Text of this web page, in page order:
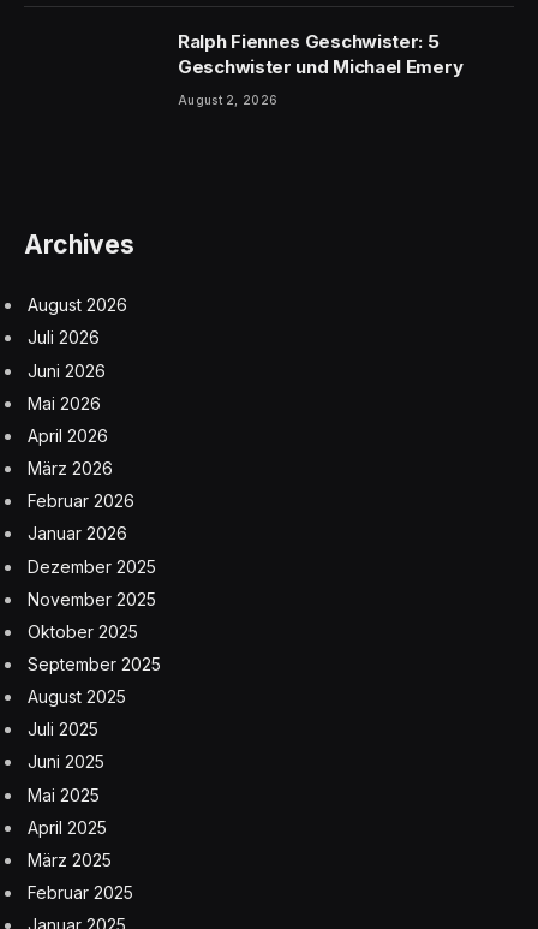
Ralph Fiennes Geschwister: 5
Geschwister und Michael Emery
August 2, 2026
Archives
August 2026
Juli 2026
Juni 2026
Mai 2026
April 2026
März 2026
Februar 2026
Januar 2026
Dezember 2025
November 2025
Oktober 2025
September 2025
August 2025
Juli 2025
Juni 2025
Mai 2025
April 2025
März 2025
Februar 2025